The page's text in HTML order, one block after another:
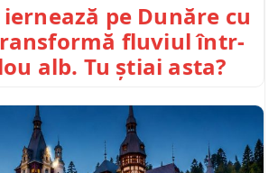
pe Dunăre cu
fluviul într-
alb. Tu știai asta?